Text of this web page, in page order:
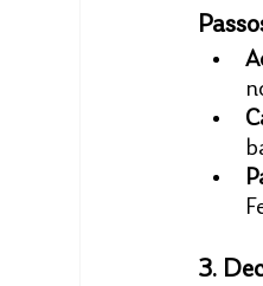
3.